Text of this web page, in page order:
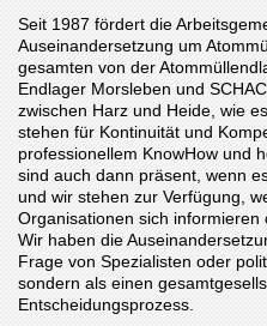
Seit 1987 fördert die
Auseinandersetzung um
gesamten von der
Endlager Morsleben und
zwischen Harz und Heide, wie
stehen für Kontinuität und
professionellem KnowHow und
sind auch dann präsent, wenn
und wir stehen zur Verfügung,
Organisationen sich informieren
Wir haben die
Frage von Spezialisten oder
sondern als einen
Entscheidungsprozess.